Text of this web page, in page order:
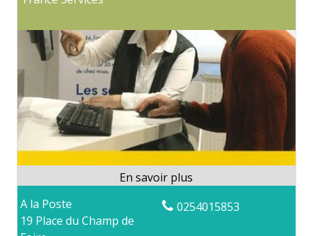
A la Poste
19 Place du Champ de
0254015853